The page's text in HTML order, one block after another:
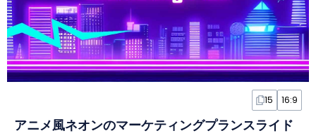
15 16:9
アニメ風ネオンのマーケティングプランスライド